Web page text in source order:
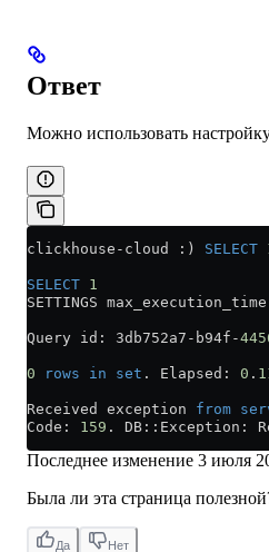
Ответ
Можно использовать
clickhouse - cloud :) SELECT
SELECT 1
SETTINGS max_execution_time
Query id: 3db752a7 - b94f -
0 rows in set . Elapsed: 0 .
Received exception from
Code: 159 . DB::Exception:
Последнее изменение 3 июля
Была ли эта страница
Да Нет